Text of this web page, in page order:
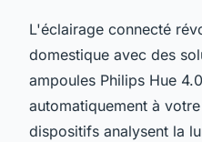
L'éclairage connecté
domestique avec des
ampoules Philips Hue
automatiquement à
dispositifs analysent la